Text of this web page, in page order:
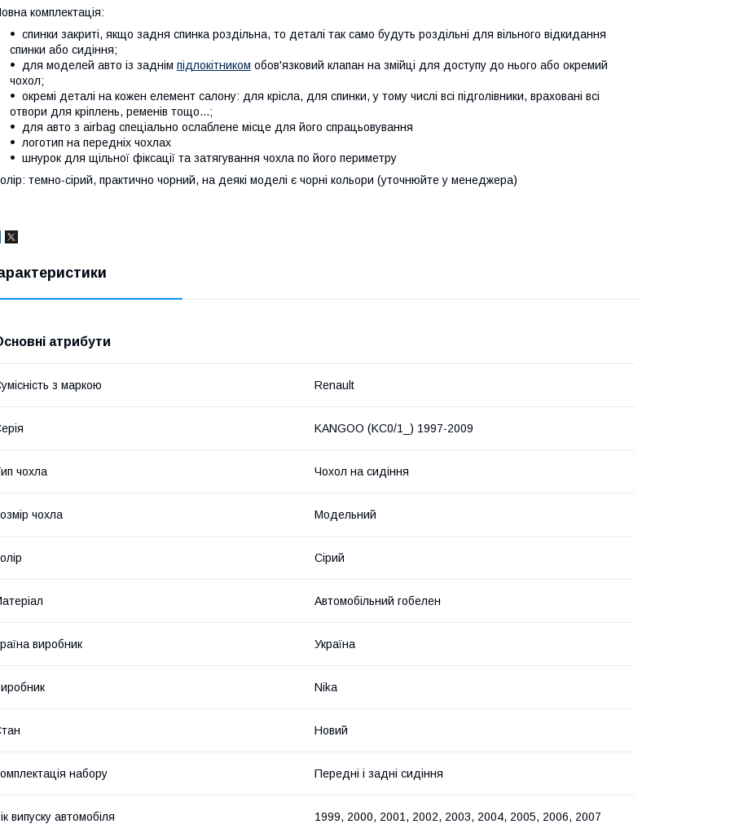
комплектація:
спинки закриті, якщо задня спинка роздільна, то деталі так само будуть роздільні для вільного відкидання
спинки або сидіння;
для моделей авто із заднім підлокітником обов'язковий клапан на змійці для доступу до нього або окремий
чохол;
окремі деталі на кожен елемент салону: для крісла, для спинки, у тому числі всі підголівники, враховані всі
отвори для кріплень, ременів тощо...;
для авто з airbag спеціально ослаблене місце для його спрацьовування
логотип на передніх чохлах
шнурок для щільної фіксації та затягування чохла по його периметру
темно-сірий, практично чорний, на деякі моделі є чорні кольори (уточнюйте у менеджера)
атрибути
з маркою Renault
KANGOO (KC0/1_) 1997-2009
чохла Чохол на сидіння
чохла Модельний
Сірий
Автомобільний гобелен
виробник Україна
Nika
Новий
набору Передні і задні сидіння
випуску автомобіля 1999, 2000, 2001, 2002, 2003, 2004, 2005, 2006, 2007